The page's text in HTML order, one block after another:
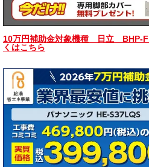
10万円補助金対象機種 日立 BHP-
くはこちら